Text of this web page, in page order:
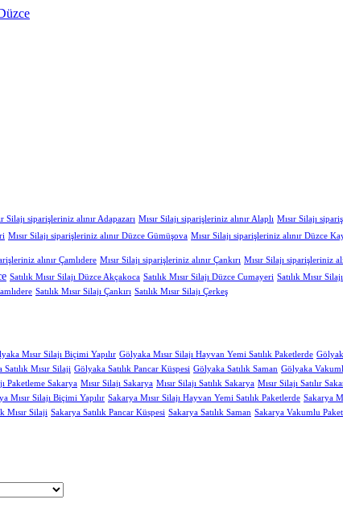
Silajı siparişleriniz alınır Adapazarı Mısır Silajı siparişleriniz alınır Alaplı Mısır Silajı
Mısır Silajı siparişleriniz alınır Düzce Gümüşova Mısır Silajı siparişleriniz alınır Düzce
alınır Çamlıdere Mısır Silajı siparişleriniz alınır Çankırı Mısır Silajı siparişleriniz
Satılık Mısır Silajı Düzce Akçakoca Satılık Mısır Silajı Düzce Cumayeri Satılık Mısır
Satılık Mısır Silajı Çankırı Satılık Mısır Silajı Çerkeş
Mısır Silajı Biçimi Yapılır Gölyaka Mısır Silajı Hayvan Yemi Satılık Paketlerde
Satılık Mısır Silaji Gölyaka Satılık Pancar Küspesi Gölyaka Satılık Saman Gölyaka
Paketleme Sakarya Mısır Silajı Sakarya Mısır Silajı Satılık Sakarya Mısır Silajı Satılır
Mısır Silajı Biçimi Yapılır Sakarya Mısır Silajı Hayvan Yemi Satılık Paketlerde Sakarya
Mısır Silaji Sakarya Satılık Pancar Küspesi Sakarya Satılık Saman Sakarya Vakumlu